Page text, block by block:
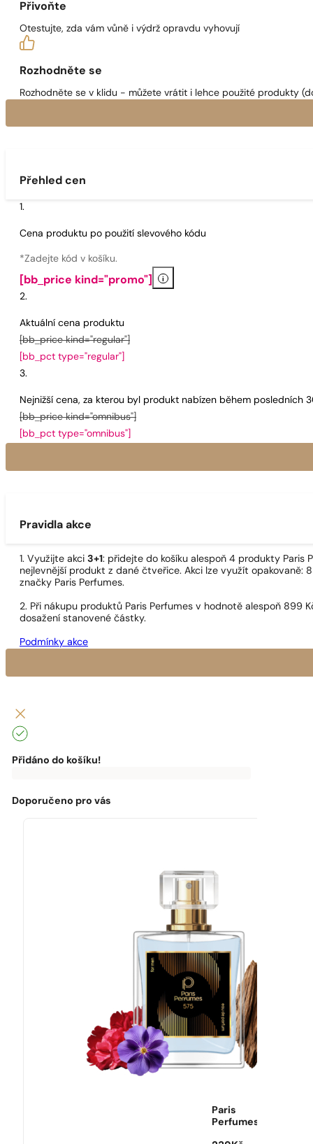
Přivoňte
Otestujte, zda vám vůně i výdrž opravdu vyhovují
Rozhodněte se
Rozhodněte se v klidu - můžete vrátit i lehce použité produkty
Přehled cen
Cena produktu po použití slevového kódu
*Zadejte kód v košíku.
[bb_price kind="promo"] i
Aktuální cena produktu
[bb_price kind="regular"]
[bb_pct type="regular"]
Nejnižší cena, za kterou byl produkt nabízen během posledních
[bb_price kind="omnibus"]
[bb_pct type="omnibus"]
Pravidla akce
1. Využijte akci 3+1: přidejte do košíku alespoň 4 produkty
nejlevnější produkt z dané čtveřice. Akci lze využít opakovaně:
značky Paris Perfumes.
2. Při nákupu produktů Paris Perfumes v hodnotě alespoň
dosažení stanovené částky.
Podmínky akce
Přidáno do košíku!
zdarma
chybí:
Doporučeno pro vás
Paris
Perfumes